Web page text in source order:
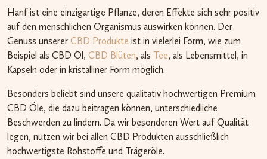
Hanf ist eine einzigartige Pflanze, deren Effekte sich sehr positiv
auf den menschlichen Organismus auswirken können. Der
Genuss unserer CBD Produkte ist in vielerlei Form, wie zum
Beispiel als CBD Öl, CBD Blüten, als Tee, als Lebensmittel, in
Kapseln oder in kristalliner Form möglich.
Besonders beliebt sind unsere qualitativ hochwertigen Premium
CBD Öle, die dazu beitragen können, unterschiedliche
Beschwerden zu lindern. Da wir besonderen Wert auf Qualität
legen, nutzen wir bei allen CBD Produkten ausschließlich
hochwertigste Rohstoffe und Trägeröle.